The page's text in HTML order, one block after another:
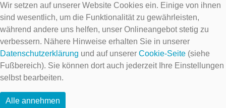
Wir setzen auf unserer Website Cookies ein. Einige von ihnen
sind wesentlich, um die Funktionalität zu gewährleisten,
während andere uns helfen, unser Onlineangebot stetig zu
verbessern. Nähere Hinweise erhalten Sie in unserer
Datenschutzerklärung und auf unserer Cookie-Seite (siehe
Fußbereich). Sie können dort auch jederzeit Ihre Einstellungen
selbst bearbeiten.
Alle annehmen